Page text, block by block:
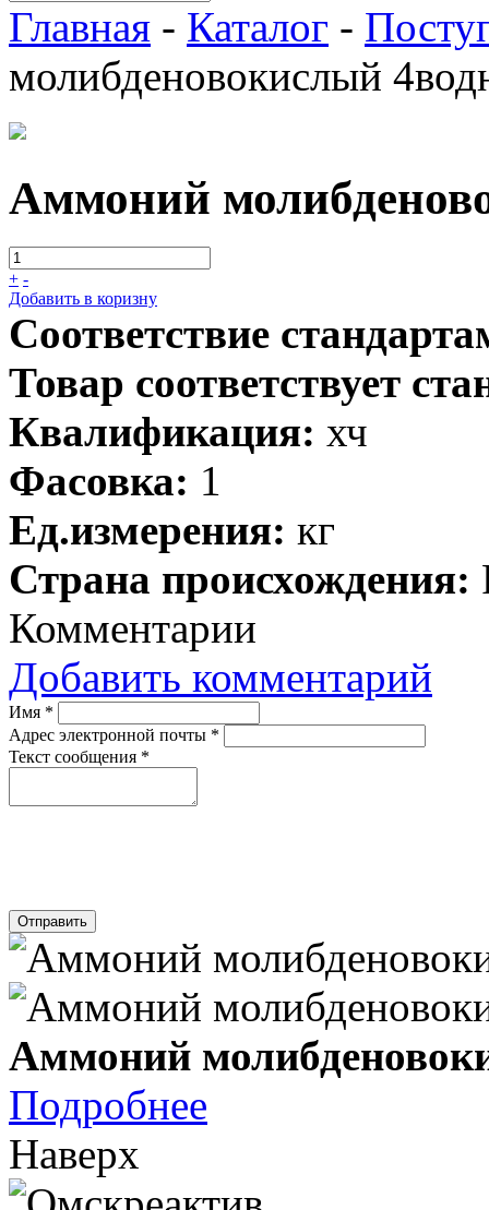
Главная - Каталог -
молибденовокислый
Аммоний
+ -
Добавить в коризну
Соответствие
Товар соответствует
Квалификация: хч
Фасовка: 1
Ед.измерения: кг
Страна происхождения:
Комментарии
Добавить комментарий
Имя *
Адрес электронной почты *
Текст сообщения *
Отправить
Аммоний
Подробнее
Наверх